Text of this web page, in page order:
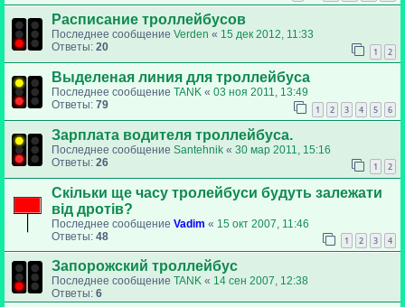
Расписание троллейбусов
Последнее сообщение Verden « 15 дек 2012, 11:33
Ответы: 20 1 2
Выделеная линия для троллейбуса
Последнее сообщение TANK « 03 ноя 2011, 13:49
Ответы: 79 1 2 3 4 5 6
Зарплата водителя троллейбуса.
Последнее сообщение Santehnik « 30 мар 2011, 15:16
Ответы: 26 1 2
Скільки ще часу тролейбуси будуть залежати
від дротів?
Последнее сообщение Vadim « 15 окт 2007, 11:46
Ответы: 48 1 2 3 4
Запорожский троллейбус
Последнее сообщение TANK « 14 сен 2007, 12:38
Ответы: 6